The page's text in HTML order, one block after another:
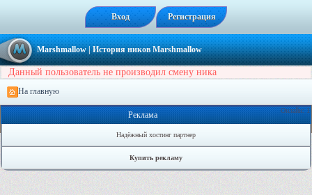
Вход Регистрация
Marshmallow| История ников Marshmallow
Данный пользователь не производил смену ника
На главную
Онлайн: 1
Реклама
Надёжный хостинг партнер
Купить рекламу